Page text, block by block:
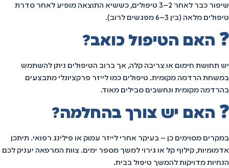
שיפור כבר לאחר 2–3 טיפולים, כששיא התוצאה מופיע לאחר סדרת
טיפולים מלאה (בין 3–6 מפגשים לרוב).
❓ האם הטיפול כואב?
יש תחושת חימום או צריבה קלה, אך ברוב הטיפולים ניתן להשתמש
במשחת הרדמה מקומית. טיפולים כמו לייזר פרקציונלי מתבצעים
בהרדמה מקומית ונחשבים סבילים מאוד.
❓ האם יש צורך בהחלמה?
במקרים מסוימים כן – בעיקר אחרי לייזר עמוק או פילינג רפואי. תיתכן
אדמומיות, קילוף קל או גירוי למשך מספר ימים. צוות המרפאה יעניק לכם
הנחיות מדויקות להמשך טיפול בבית.